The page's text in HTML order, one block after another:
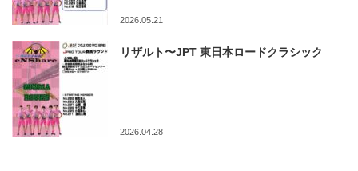
2026.05.21
リザルト〜JPT 東日本ロードクラシック
2026.04.28